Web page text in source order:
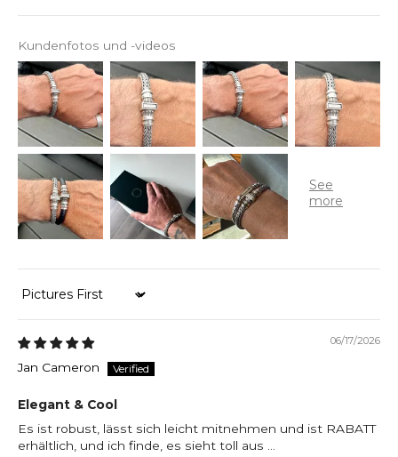
Kundenfotos und -videos
Sort by
06/17/2026
Jan Cameron
Elegant & Cool
Es ist robust, lässt sich leicht mitnehmen und ist RABATT
erhältlich, und ich finde, es sieht toll aus …